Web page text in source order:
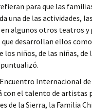
para que las
una de las actividades,
algunos otros teatros y
desarrollan ellos
los niños, de las niñas,
Encuentro Internacional
con el talento de artistas
de la Sierra, la Familia